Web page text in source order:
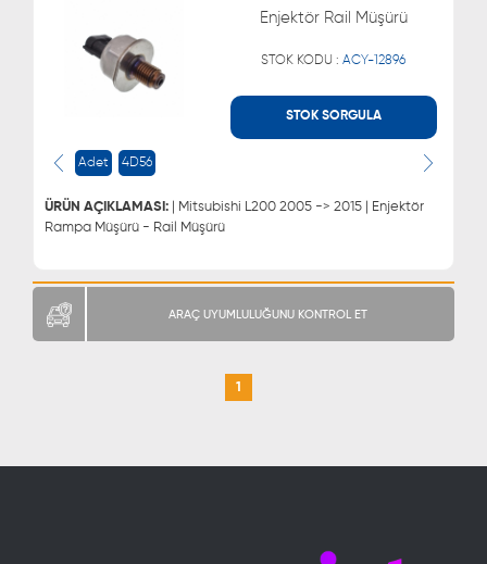
Enjektör Rail Müşürü
STOK KODU :ACY-12896
STOK SORGULA
Adet 4D56
ÜRÜN AÇIKLAMASI: | Mitsubishi L200 2005 -> 2015 | Enjektör
Rampa Müşürü - Rail Müşürü
WHATSAPP
0543 329 21 66
0543 329 21 55
ARAÇ UYUMLULUĞUNU KONTROL ET
1